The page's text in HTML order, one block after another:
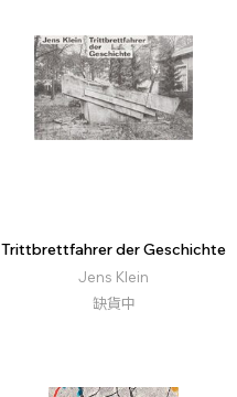
Trittbrettfahrer der Geschichte
Jens Klein
缺貨中